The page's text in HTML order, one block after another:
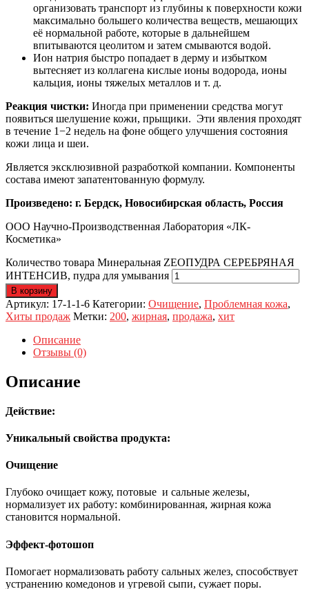
организовать транспорт из глубины к поверхности кожи
максимально большего количества веществ, мешающих
её нормальной работе, которые в дальнейшем
впитываются цеолитом и затем смываются водой.
Ион натрия быстро попадает в дерму и избытком
вытесняет из коллагена кислые ионы водорода, ионы
кальция, ионы тяжелых металлов и т. д.
Реакция чистки: Иногда при применении средства могут
появиться шелушение кожи, прыщики. Эти явления проходят
в течение 1−2 недель на фоне общего улучшения состояния
кожи лица и шеи.
Является эксклюзивной разработкой компании. Компоненты
состава имеют запатентованную формулу.
Произведено: г. Бердск, Новосибирская область, Россия
ООО Научно-Производственная Лаборатория «ЛК-
Косметика»
Количество товара Минеральная ZEOПУДРА СЕРЕБРЯНАЯ
ИНТЕНСИВ, пудра для умывания
В корзину
Артикул: 17-1-1-6 Категории: Очищение, Проблемная кожа,
Хиты продаж Метки: 200, жирная, продажа, хит
Описание
Отзывы (0)
Описание
Действие:
Уникальный свойства продукта:
Очищение
Глубоко очищает кожу, потовые и сальные железы,
нормализует их работу: комбинированная, жирная кожа
становится нормальной.
Эффект-фотошоп
Помогает нормализовать работу сальных желез, способствует
устранению комедонов и угревой сыпи, сужает поры.